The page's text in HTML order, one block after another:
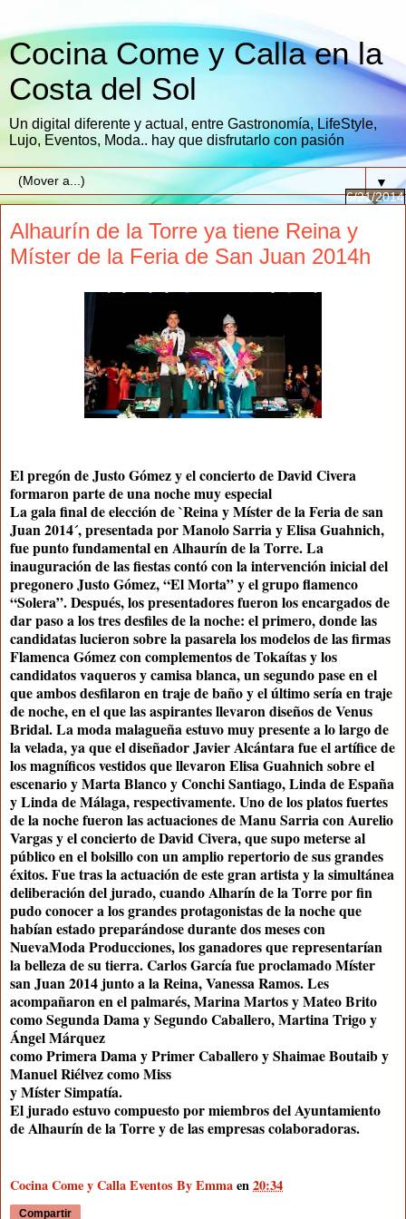
Cocina Come y Calla en la
Costa del Sol
Un digital diferente y actual, entre Gastronomía, LifeStyle,
Lujo, Eventos, Moda.. hay que disfrutarlo con pasión
▼
6/21/2014
Alhaurín de la Torre ya tiene Reina y
Míster de la Feria de San Juan 2014h
El pregón de Justo Gómez y el concierto de David Civera
formaron parte de una noche muy especial
La gala final de elección de `Reina y Míster de la Feria de san
Juan 2014´, presentada por Manolo Sarria y Elisa Guahnich,
fue punto fundamental en Alhaurín de la Torre. La
inauguración de las fiestas contó con la intervención inicial del
pregonero Justo Gómez, “El Morta” y el grupo flamenco
“Solera”. Después, los presentadores fueron los encargados de
dar paso a los tres desfiles de la noche: el primero, donde las
candidatas lucieron sobre la pasarela los modelos de las firmas
Flamenca Gómez con complementos de Tokaítas y los
candidatos vaqueros y camisa blanca, un segundo pase en el
que ambos desfilaron en traje de baño y el último sería en traje
de noche, en el que las aspirantes llevaron diseños de Venus
Bridal. La moda malagueña estuvo muy presente a lo largo de
la velada, ya que el diseñador Javier Alcántara fue el artífice de
los magníficos vestidos que llevaron Elisa Guahnich sobre el
escenario y Marta Blanco y Conchi Santiago, Linda de España
y Linda de Málaga, respectivamente. Uno de los platos fuertes
de la noche fueron las actuaciones de Manu Sarria con Aurelio
Vargas y el concierto de David Civera, que supo meterse al
público en el bolsillo con un amplio repertorio de sus grandes
éxitos. Fue tras la actuación de este gran artista y la simultánea
deliberación del jurado, cuando Alharín de la Torre por fin
pudo conocer a los grandes protagonistas de la noche que
habían estado preparándose durante dos meses con
NuevaModa Producciones, los ganadores que representarían
la belleza de su tierra. Carlos García fue proclamado Míster
san Juan 2014 junto a la Reina, Vanessa Ramos. Les
acompañaron en el palmarés, Marina Martos y Mateo Brito
como Segunda Dama y Segundo Caballero, Martina Trigo y
Ángel Márquez
como Primera Dama y Primer Caballero y Shaimae Boutaib y
Manuel Riélvez como Miss
y Míster Simpatía.
El jurado estuvo compuesto por miembros del Ayuntamiento
de Alhaurín de la Torre y de las empresas colaboradoras.
Cocina Come y Calla Eventos By Emmaen20:34
Compartir